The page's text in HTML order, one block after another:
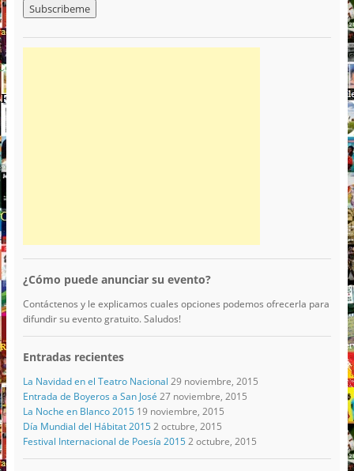
¿Cómo puede anunciar su evento?
Contáctenos y le explicamos cuales opciones podemos ofrecerla para
difundir su evento gratuito. Saludos!
Entradas recientes
La Navidad en el Teatro Nacional 29 noviembre, 2015
Entrada de Boyeros a San José 27 noviembre, 2015
La Noche en Blanco 2015 19 noviembre, 2015
Día Mundial del Hábitat 2015 2 octubre, 2015
Festival Internacional de Poesía 2015 2 octubre, 2015